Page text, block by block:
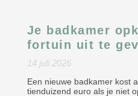
Je badkamer
fortuin uit te
14 juli 2026
Een nieuwe badkamer kost
tienduizend euro als je niet